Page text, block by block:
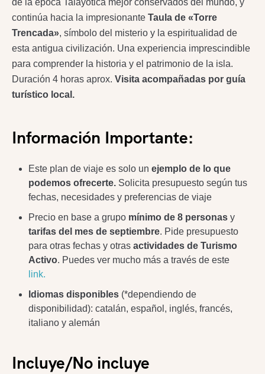
de la época Talayótica mejor conservados del mundo, y
continúa hacia la impresionante Taula de «Torre
Trencada», símbolo del misterio y la espiritualidad de
esta antigua civilización. Una experiencia imprescindible
para comprender la historia y el patrimonio de la isla.
Duración 4 horas aprox. Visita acompañadas por guía
turístico local.
Información Importante:
Este plan de viaje es solo un ejemplo de lo que
podemos ofrecerte. Solicita presupuesto según tus
fechas, necesidades y preferencias de viaje
Precio en base a grupo mínimo de 8 personas y
tarifas del mes de septiembre. Pide presupuesto
para otras fechas y otras actividades de Turismo
Activo. Puedes ver mucho más a través de este
link.
Idiomas disponibles (*dependiendo de
disponibilidad): catalán, español, inglés, francés,
italiano y alemán
Incluye/No incluye